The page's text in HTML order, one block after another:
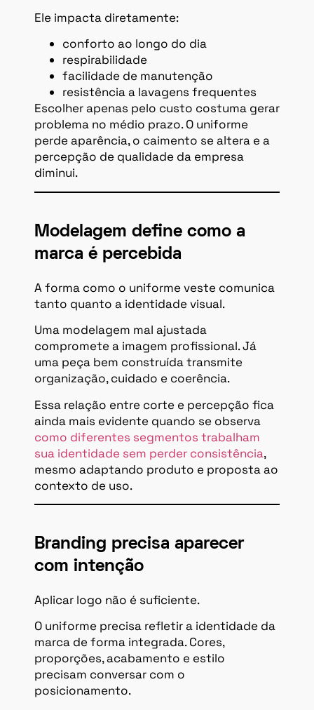
Ele impacta diretamente:
conforto ao longo do dia
respirabilidade
facilidade de manutenção
resistência a lavagens frequentes
Escolher apenas pelo custo costuma gerar
problema no médio prazo. O uniforme
perde aparência, o caimento se altera e a
percepção de qualidade da empresa
diminui.
Modelagem define como a
marca é percebida
A forma como o uniforme veste comunica
tanto quanto a identidade visual.
Uma modelagem mal ajustada
compromete a imagem profissional. Já
uma peça bem construída transmite
organização, cuidado e coerência.
Essa relação entre corte e percepção fica
ainda mais evidente quando se observa
como diferentes segmentos trabalham
sua identidade sem perder consistência,
mesmo adaptando produto e proposta ao
contexto de uso.
Branding precisa aparecer
com intenção
Aplicar logo não é suficiente.
O uniforme precisa refletir a identidade da
marca de forma integrada. Cores,
proporções, acabamento e estilo
precisam conversar com o
posicionamento.